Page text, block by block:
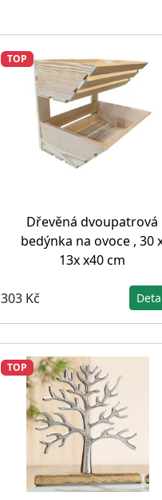
TOP
Dřevěná dvoupatrová
bedýnka na ovoce , 30
13x x40 cm
303 Kč
TOP